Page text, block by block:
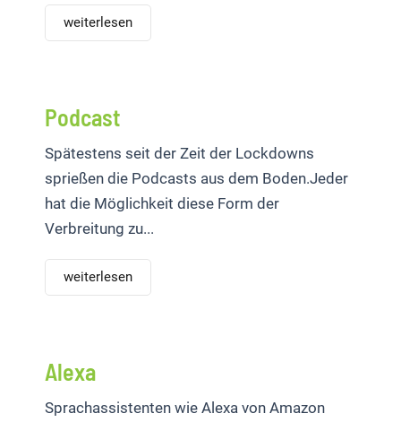
weiterlesen
Podcast
Spätestens seit der Zeit der Lockdowns
sprießen die Podcasts aus dem Boden.Jeder
hat die Möglichkeit diese Form der
Verbreitung zu...
weiterlesen
Alexa
Sprachassistenten wie Alexa von Amazon